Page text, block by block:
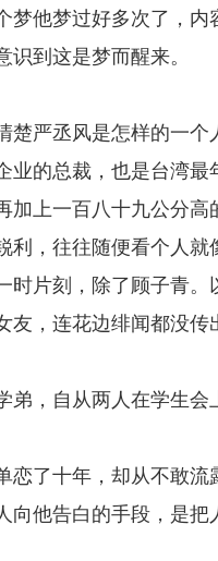
梦他梦过好多次了，
到这是梦而醒来。
严丞风是怎样的一个
的总裁，也是台湾最
上一百八十九公分高
，往往随便看个人就
时片刻，除了顾子青
友，连花边绯闻都没
弟，自从两人在学生
了十年，却从不敢流
向他告白的手段，是